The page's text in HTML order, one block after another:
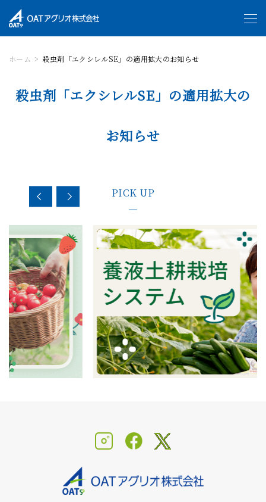
ホーム 殺虫剤「エクシレルSE」の適用拡大のお知らせ
殺虫剤「エクシレルSE」の適用拡大の
お知らせ
PICK UP
—